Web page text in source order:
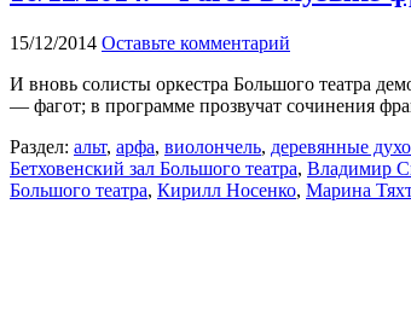
15/12/2014 Оставьте комментарий
И вновь солисты оркестра Большого театра
— фагот; в программе прозвучат сочинения
Раздел: альт, арфа, виолончель, деревянные
Бетховенский зал Большого театра, Владимир
Большого театра, Кирилл Носенко, Марина Тяхт